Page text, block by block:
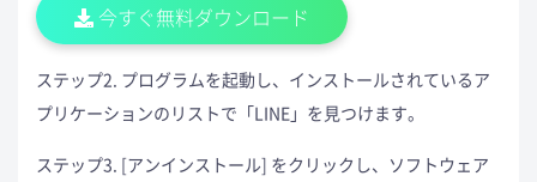
今すぐ無料ダウンロード
ステップ2. プログラムを起動し、インストールされているア
プリケーションのリストで「LINE」を見つけます。
ステップ3. [アンインストール] をクリックし、ソフトウェア